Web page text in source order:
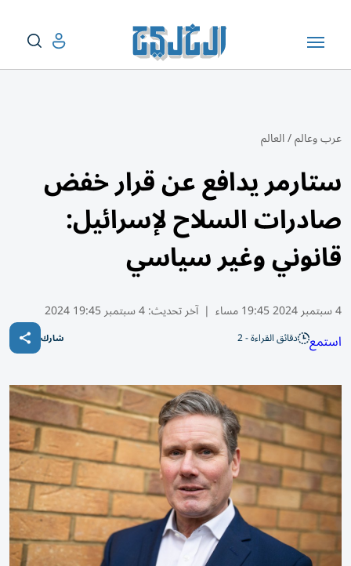
عرب وعالم/العالم
ستارمر يدافع عن قرار خفض
صادرات السلاح لإسرائيل:
قانوني وغير سياسي
4 سبتمبر 2024 19:45 مساء | آخر تحديث:4 سبتمبر 19:45 2024
استمع دقائق القراءة - 2 شارك